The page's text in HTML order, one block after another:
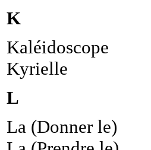
K
Kaléidoscope
Kyrielle
L
La (Donner le)